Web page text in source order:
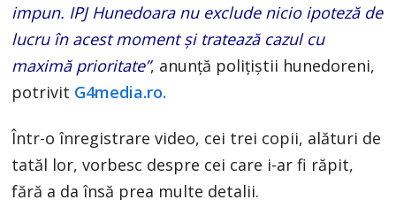
impun. IPJ Hunedoara nu exclude nicio ipoteză de
lucru în acest moment și tratează cazul cu
maximă prioritate”, anunță polițiștii hunedoreni,
potrivit G4media.ro.
Într-o înregistrare video, cei trei copii, alături de
tatăl lor, vorbesc despre cei care i-ar fi răpit,
fără a da însă prea multe detalii.